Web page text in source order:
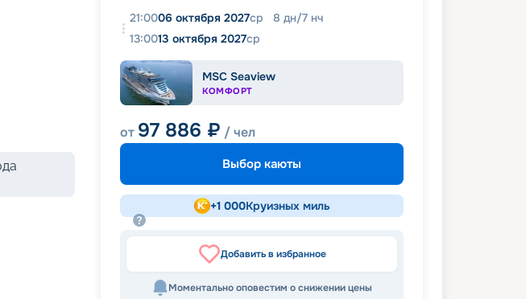
21:0006 октября 2027ср 8 дн/7 нч
13:0013 октября 2027ср
MSC Seaview
КОМФОРТ
от 97 886 ₽ / чел
Выбор каюты
+1 000Круизных миль
Добавить в избранное
Моментально оповестим о снижении цены